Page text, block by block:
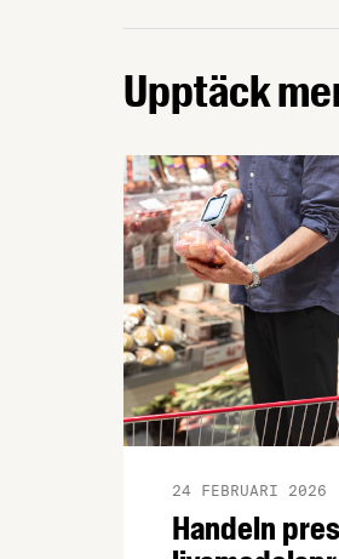
Upptäck
Handeln
24 FEBRUARI 2026